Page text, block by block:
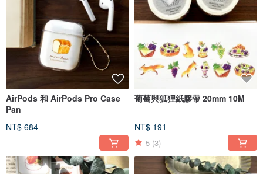
AirPods 和 AirPods Pro Case
Pan
NT$ 684
葡萄與狐狸紙膠帶 20mm 10M
NT$ 191
5 (3)